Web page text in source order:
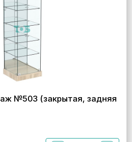
№503 (закрытая, задняя